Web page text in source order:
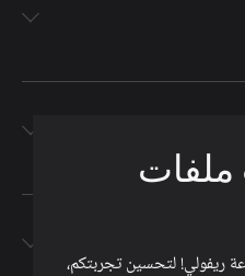
ملفات
ريفولي! لتحسين تجربتكم،